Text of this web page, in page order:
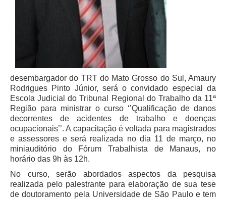
Responsabilidade Socioambiental
Comissão Permanente de Acessibilidade e Inclusão
Escola Judicial
Programa Trabalho Seguro
Coordenadoria de Saúde
Serviços
Ação Trabalhista (Atermação)
Atermação On-line - Interior de Roraima
Atermação On-line - Interior do Amazonas
Agendamento de Reclamação Verbal
Glossário
desembargador do TRT do Mato Grosso do Sul, Amaury
Rodrigues Pinto Júnior, será o convidado especial da
Escola Judicial do Tribunal Regional do Trabalho da 11ª
Região para ministrar o curso ‘’Qualificação de danos
decorrentes de acidentes de trabalho e doenças
ocupacionais’’. A capacitação é voltada para magistrados
e assessores e será realizada no dia 11 de março, no
miniauditório do Fórum Trabalhista de Manaus, no
horário das 9h às 12h.
No curso, serão abordados aspectos da pesquisa
realizada pelo palestrante para elaboração de sua tese
de doutoramento pela Universidade de São Paulo e tem